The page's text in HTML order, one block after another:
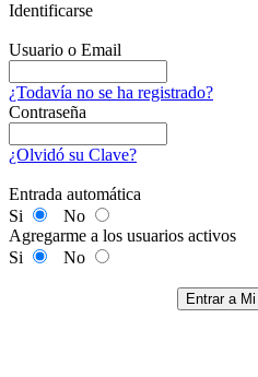
Identificarse
Usuario o Email
¿Todavía no se ha registrado?
Contraseña
¿Olvidó su Clave?
Entrada automática
Si
No
Agregarme a los usuarios activos
Si
No
Entrar a